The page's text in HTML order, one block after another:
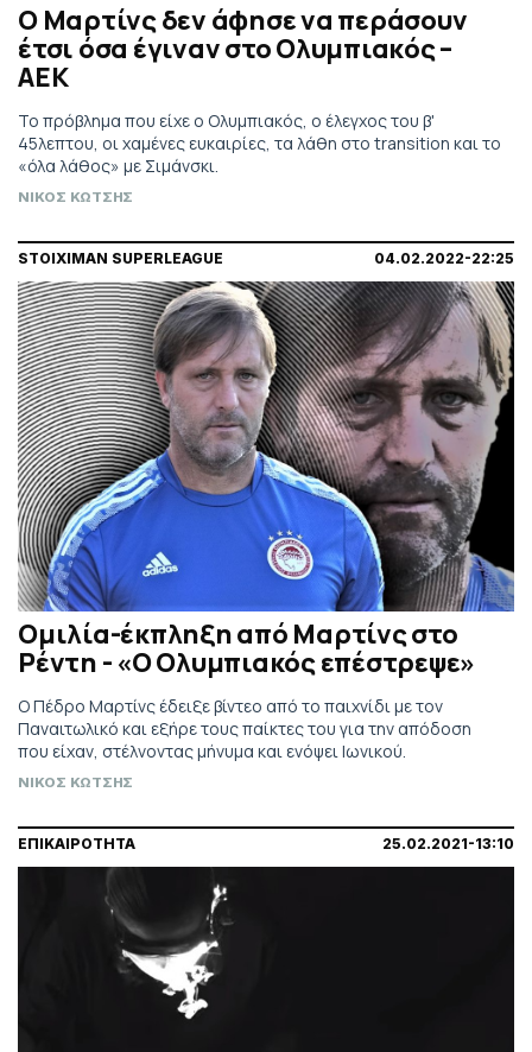
Ο Μαρτίνς δεν άφησε να περάσουν
έτσι όσα έγιναν στο Ολυμπιακός –
ΑΕΚ
Το πρόβλημα που είχε ο Ολυμπιακός, ο έλεγχος του β'
45λεπτου, οι χαμένες ευκαιρίες, τα λάθη στο transition και το
«όλα λάθος» με Σιμάνσκι.
ΝΙΚΟΣ ΚΩΤΣΗΣ
STOIXIMAN SUPERLEAGUE 04.02.2022-22:25
Ομιλία-έκπληξη από Μαρτίνς στο
Ρέντη - «Ο Ολυμπιακός επέστρεψε»
Ο Πέδρο Μαρτίνς έδειξε βίντεο από το παιχνίδι με τον
Παναιτωλικό και εξήρε τους παίκτες του για την απόδοση
που είχαν, στέλνοντας μήνυμα και ενόψει Ιωνικού.
ΝΙΚΟΣ ΚΩΤΣΗΣ
ΕΠΙΚΑΙΡΟΤΗΤΑ 25.02.2021-13:10